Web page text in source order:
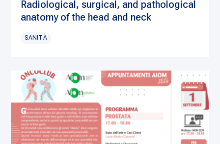
Radiological, surgical, and pathological
anatomy of the head and neck
SANITÀ